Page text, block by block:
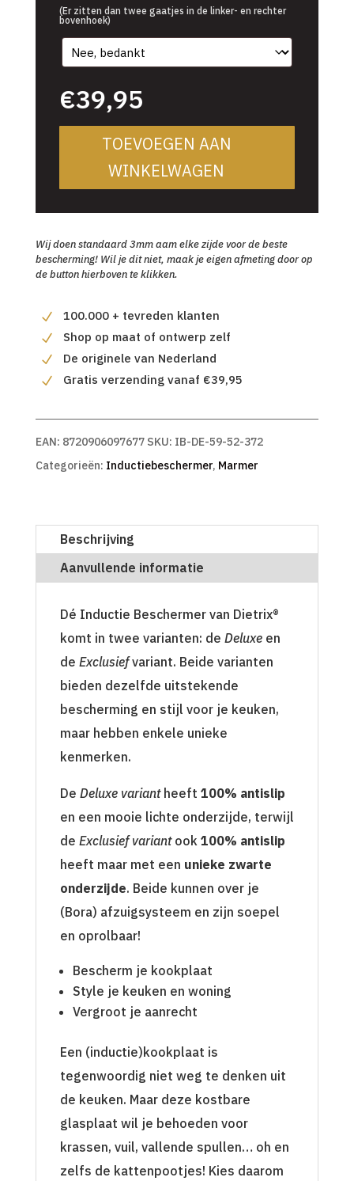
(Er zitten dan twee gaatjes in de linker- en rechter
bovenhoek)
€39,95
TOEVOEGEN AAN
WINKELWAGEN
Wij doen standaard 3mm aam elke zijde voor de beste
bescherming! Wil je dit niet, maak je eigen afmeting door op
de button hierboven te klikken.
100.000 + tevreden klanten
Shop op maat of ontwerp zelf
De originele van Nederland
Gratis verzending vanaf €39,95
EAN: 8720906097677 SKU: IB-DE-59-52-372
Categorieën: Inductiebeschermer, Marmer
Beschrijving
Aanvullende informatie
Dé Inductie Beschermer van Dietrix®
komt in twee varianten: de Deluxeen
de Exclusiefvariant. Beide varianten
bieden dezelfde uitstekende
bescherming en stijl voor je keuken,
maar hebben enkele unieke
kenmerken.
De Deluxe variantheeft 100% antislip
en een mooie lichte onderzijde, terwijl
de Exclusief variantook 100% antislip
heeft maar met een unieke zwarte
onderzijde. Beide kunnen over je
(Bora) afzuigsysteem en zijn soepel
en oprolbaar!
Bescherm je kookplaat
Style je keuken en woning
Vergroot je aanrecht
Een (inductie)kookplaat is
tegenwoordig niet weg te denken uit
de keuken. Maar deze kostbare
glasplaat wil je behoeden voor
krassen, vuil, vallende spullen… oh en
zelfs de kattenpootjes! Kies daarom